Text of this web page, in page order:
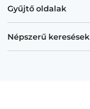
Gyűjtő oldalak
Népszerű keresések